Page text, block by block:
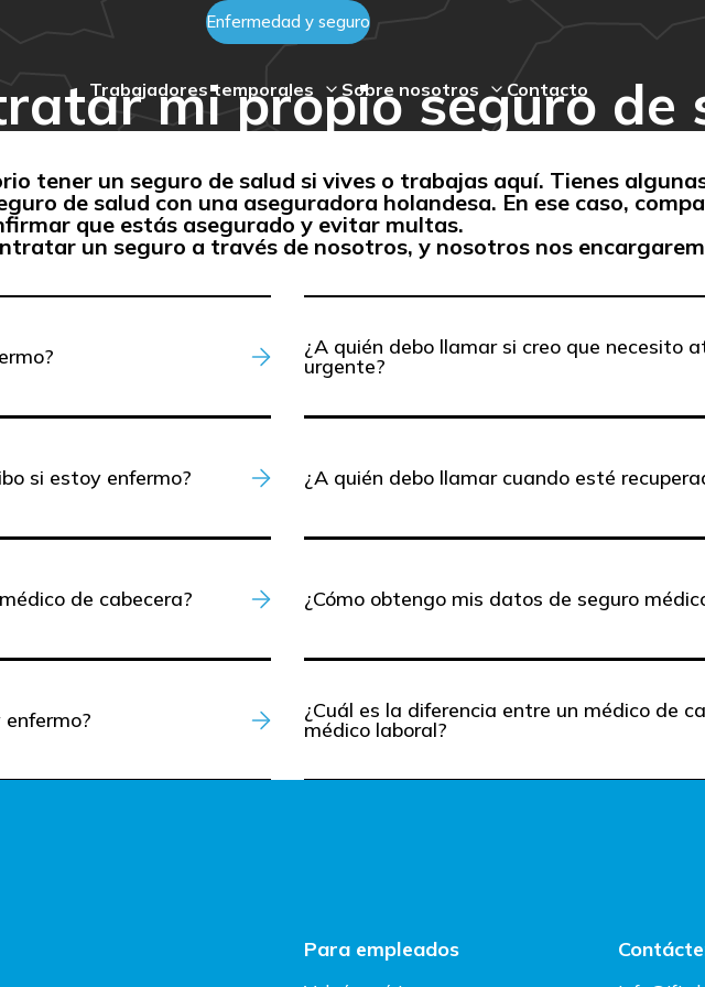
Trabajadores temporales Sobre nosotros Contacto
Enfermedad y seguro
mi propio seguro de
tener un seguro de salud si vives o trabajas aquí. Tienes
de salud con una aseguradora holandesa. En ese caso,
que estás asegurado y evitar multas.
un seguro a través de nosotros, y nosotros nos
¿A quién debo llamar si creo que necesito
urgente?
si estoy enfermo? ¿A quién debo llamar cuando esté
de cabecera? ¿Cómo obtengo mis datos de seguro
¿Cuál es la diferencia entre un médico de
médico laboral?
Para empleados